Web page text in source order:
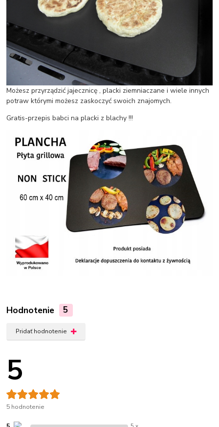
Możesz przyrządzić jajecznicę , placki ziemniaczane i wiele innych
potraw którymi możesz zaskoczyć swoich znajomych.
Gratis-przepis babci na placki z blachy !!!
Hodnotenie 5
Pridať hodnotenie
5
5 hodnotenie